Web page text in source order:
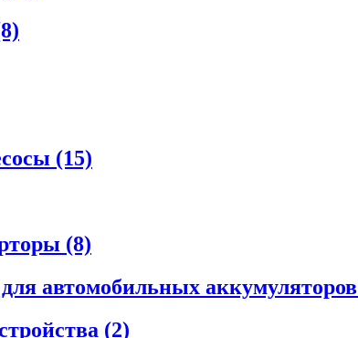
(15)
(8)
автомобильных аккумуляторов
(2)